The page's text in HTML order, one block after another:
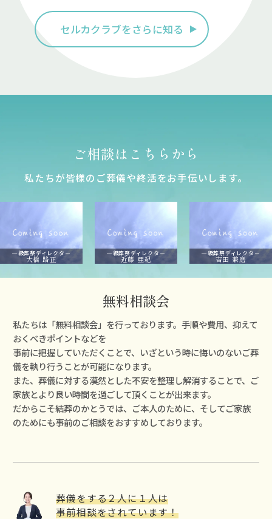
セルカクラブをさらに知る
ご相談はこちらから
私たちが皆様のご葬儀や終活をお⼿伝いします。
一級葬祭ディレクター
大橋 路正
一級葬祭ディレクター
近藤 亜紀
一級葬祭ディレクター
吉田 兼磨
無料相談会
私たちは「無料相談会」を⾏っております。⼿順や費⽤、抑えて
おくべきポイントなどを
事前に把握していただくことで、いざという時に悔いのないご葬
儀を執り⾏うことが可能になります。
また、葬儀に対する漠然とした不安を整理し解消することで、ご
家族とより良い時間を過ごして頂くことが出来ます。
だからこそ結葬のかとうでは、ご本⼈のために、そしてご家族
のためにも事前のご相談をおすすめしております。
葬儀をする２⼈に１⼈は
事前相談をされています！